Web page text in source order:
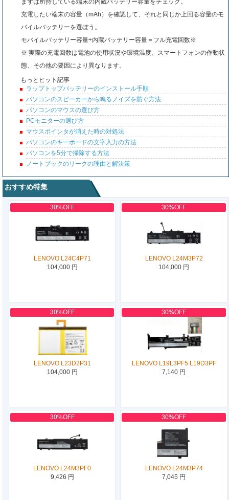
まずは所持している端末の内蔵バッテリー容量をチェック。
充電したい端末の容量（mAh）を確認して、それと同じか上回る容量のモ
バイルバッテリーを選ぼう。
モバイルバッテリー容量÷内蔵バッテリー容量＝フル充電回数※
※ 実際の充電回数は電池の使用状況や環境温度、スマートフォンの作動状
態、その他の要因により異なります。
もっとヒット記事
ラップトップバッテリーのインストール手順
パソコンのスピーカーから鳴るノイズを防ぐ方法
パソコンのマウスの選び方
PCモニターの選び方
マウスポインタが消えた時の対処法
パソコンのキーボードの文字入力の方法
パソコンを5分で掃除する方法
ノートブックのリークの理由と解決策
おすすめ特集
30%OFF
LENOVO L24C4P71
104,000 円
30%OFF
LENOVO L24M3P72
104,000 円
30%OFF
LENOVO L23D2P31
104,000 円
30%OFF
LENOVO L19L3PF5 L19D3PF
7,140 円
30%OFF
LENOVO L24M3PF0
9,426 円
30%OFF
LENOVO L24M3P74
7,045 円